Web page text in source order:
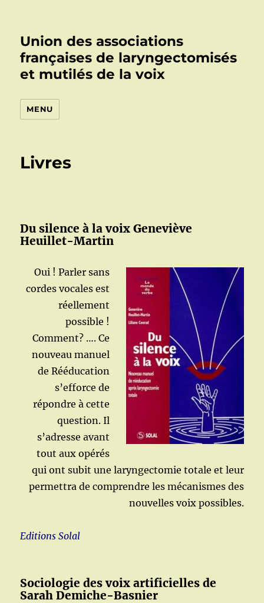
Union des associations
françaises de laryngectomisés
et mutilés de la voix
MENU
Livres
Du silence à la voix Geneviève
Heuillet-Martin
Oui ! Parler sans
cordes vocales est
réellement
possible !
Comment? …. Ce
nouveau manuel
de Rééducation
s’efforce de
répondre à cette
question. Il
s’adresse avant
tout aux opérés
qui ont subit une laryngectomie totale et leur
permettra de comprendre les mécanismes des
nouvelles voix possibles.
Editions Solal
Sociologie des voix artificielles de
Sarah Demiche-Basnier